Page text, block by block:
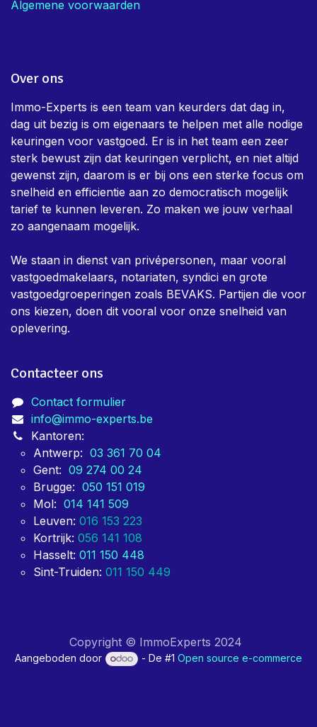
Algemene voorwaarden
Over ons
Immo-Experts is een team van keurders dat dag in,
dag uit bezig is om eigenaars te helpen met alle nodige
keuringen voor vastgoed. Er is in het team een zeer
sterk bewust zijn dat keuringen verplicht, en niet altijd
gewenst zijn, daarom is er bij ons een sterke focus om
snelheid en efficientie aan zo democratisch mogelijk
tarief te kunnen leveren. Zo maken we jouw verhaal
zo aangenaam mogelijk.
We staan in dienst van privépersonen, maar vooral
vastgoedmakelaars, notariaten, syndici en grote
vastgoedgroeperingen zoals BEVAKS. Partijen die voor
ons kiezen, doen dit vooral voor onze snelheid van
oplevering.
Contacteer ons
Contact formulier
info@immo-experts.be
Kantoren:
Antwerp: 03 361 70 04
Gent: 09 274 00 24
Brugge: 050 151 019
Mol: 014 141 509
Leuven: 016 153 223
Kortrijk: 056 141 108
Hasselt: 011 150 448
Sint-Truiden: 011 150 449
Copyright © ImmoExperts 2024
Aangeboden door - De #1Open source e-commerce